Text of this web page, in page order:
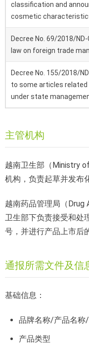
classification and
cosmetic
Decree No. 69/2018/
law on foreign trade
Decree No. 155/2018/
to some articles
under state
主管机构
越南卫生部（Ministry
机构，负责起草并发布
越南药品管理局（Drug
卫生部下负责接受和处
号，并进行产品上市后
通报所需文件及信
基础信息：
品牌名称/产品名称
产品类型